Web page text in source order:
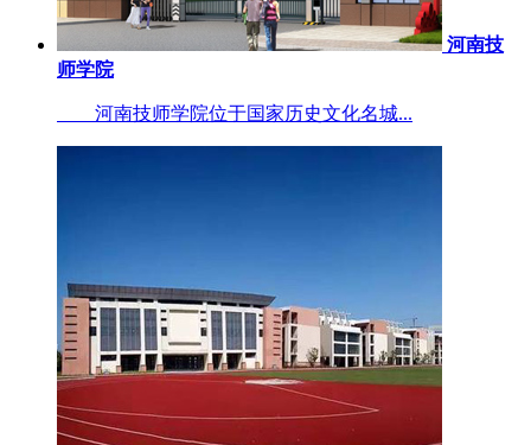
河南技
师学院
河南技师学院位于国家历史文化名城...